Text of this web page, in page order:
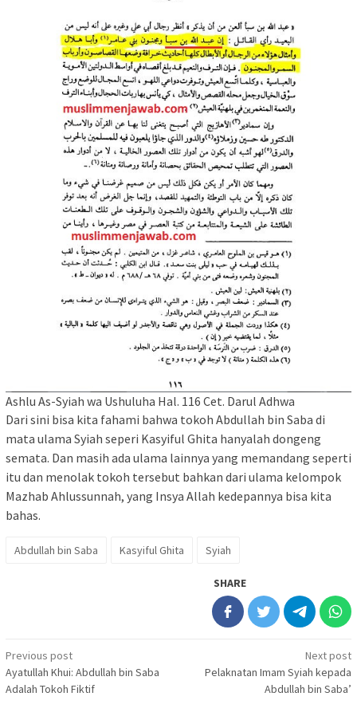
Ashlu As-Syiah wa Ushuluha Hal. 116 Cet. Darul Adhwa
Dari sini bisa kita fahami bahwa tokoh Abdullah bin Saba di
mata ulama Syiah seperi Kasyiful Ghita hanyalah dongeng
semata. Dan masih ada ulama lainnya yang memandang seperti
itu dan menolak tokoh tersebut bahkan dari ulama kelompok
Mazhab Ahlussunnah, yang Insya Allah kedepannya bisa kita
bahas.
Abdullah bin Saba Kasyiful Ghita Syiah
SHARE
Post
navigation
Previous post
Ayatullah Khui: Abdullah bin Saba
Adalah Tokoh Fiktif
Next post
Pelaknatan Imam Syiah kepada
Abdullah bin Saba’